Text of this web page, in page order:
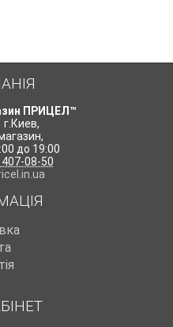
ПРИЦЕЛ™
г.Киев,
,
до 19:00
08-50